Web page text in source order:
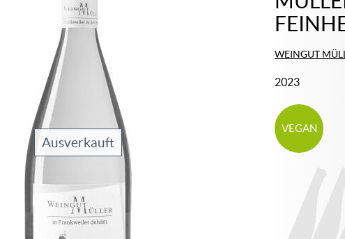
Ausverkauft
WEINGUT
2023
VEGAN